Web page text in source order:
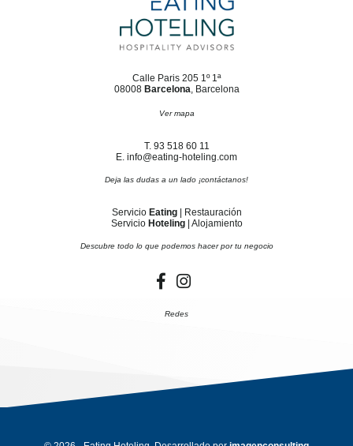
Calle Paris 205 1º 1ª
08008 Barcelona, Barcelona
Ver mapa
T. 93 518 60 11
E. info@eating-hoteling.com
Deja las dudas a un lado ¡contáctanos!
Servicio Eating| Restauración
Servicio Hoteling| Alojamiento
Descubre todo lo que podemos hacer por tu negocio
Redes